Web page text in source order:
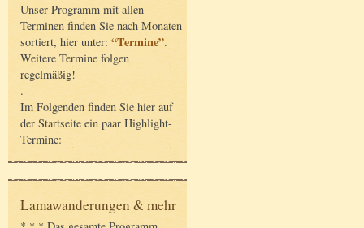
Unser Programm mit allen
Terminen finden Sie nach Monaten
sortiert, hier unter: “Termine”.
Weitere Termine folgen
regelmäßig!
.
Im Folgenden finden Sie hier auf
der Startseite ein paar Highlight-
Termine:
Lamawanderungen & mehr